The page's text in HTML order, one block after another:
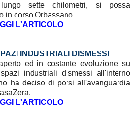
sette chilometri, si possa
in corso Orbassano.
L'ARTICOLO
INDUSTRIALI DISMESSI
ed in costante evoluzione su
industriali dismessi all'interno
ha deciso di porsi all'avanguardia
L'ARTICOLO